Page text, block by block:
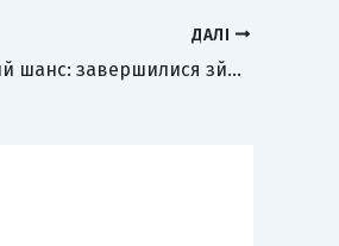
ДАЛІ
Історія про лайки, любов і другий шанс: завершилися зйомки «Емілі в Emily»